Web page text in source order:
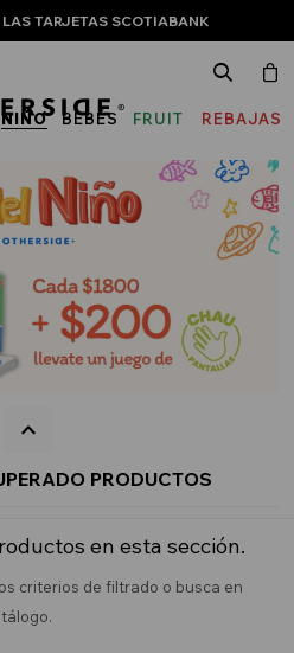
TARJETAS SCOTIABANK
NIÑO BEBÉS
FRUIT
THE
LOOM
REBAJAS
PRODUCTOS
en esta sección.
criterios de filtrado o busca en